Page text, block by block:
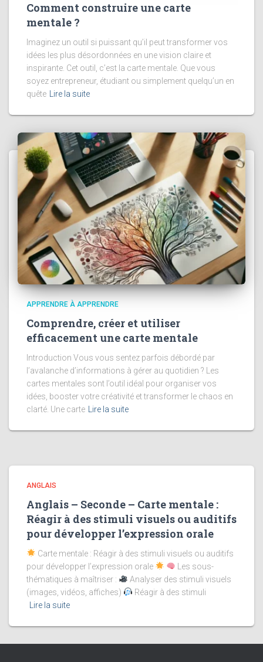
Comment construire une carte
mentale ?
Imaginez un outil si puissant qu’il peut transformer vos
idées les plus désordonnées en une vision claire et
inspirante. Cet outil, c’est la carte mentale. Que vous
soyez entrepreneur, étudiant ou simplement quelqu’un en
quête Lire la suite
APPRENDRE À APPRENDRE
Comprendre, créer et utiliser
efficacement une carte mentale
Introduction Vous vous sentez parfois débordé par
l’avalanche d’informations à gérer au quotidien ? Les
cartes mentales sont l’outil idéal pour organiser vos
idées, booster votre créativité et transformer le chaos en
clarté. Une carte
Lire la suite
ANGLAIS
Anglais – Seconde – Carte mentale :
Réagir à des stimuli visuels ou auditifs
pour développer l’expression orale
Carte mentale : Réagir à des stimuli visuels ou auditifs
pour développer l’expression orale
Les sous-
thématiques à maîtriser :
Analyser des stimuli visuels
(images, vidéos, affiches)
Réagir à des stimuli
Lire la suite